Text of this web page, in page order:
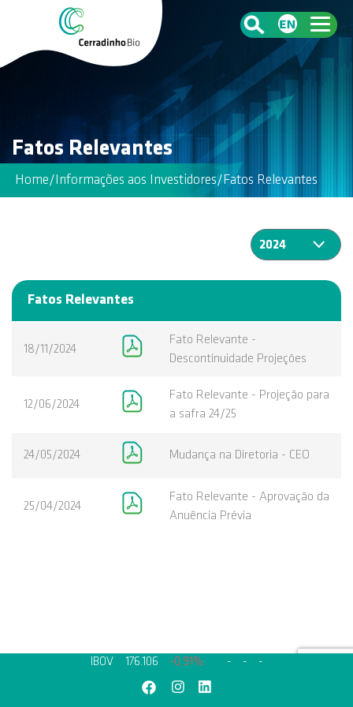
Fatos Relevantes
Home/Informações aos Investidores/Fatos Relevantes
Fatos Relevantes
18/11/2024
Fato Relevante -
Descontinuidade Projeções
12/06/2024
Fato Relevante - Projeção para
a safra 24/25
24/05/2024 Mudança na Diretoria - CEO
25/04/2024
Fato Relevante - Aprovação da
Anuência Prévia
IBOV 176.106 -0,91% - - -